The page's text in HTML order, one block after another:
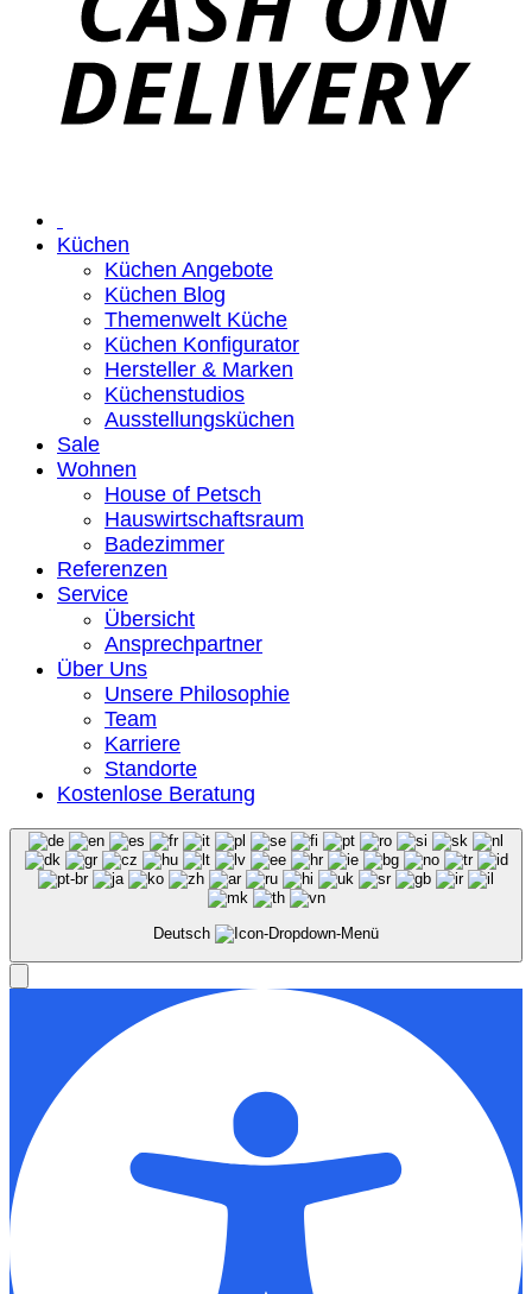
Küchen
Küchen Angebote
Küchen Blog
Themenwelt Küche
Küchen Konfigurator
Hersteller & Marken
Küchenstudios
Ausstellungsküchen
Sale
Wohnen
House of Petsch
Hauswirtschaftsraum
Badezimmer
Referenzen
Service
Übersicht
Ansprechpartner
Über Uns
Unsere Philosophie
Team
Karriere
Standorte
Kostenlose Beratung
Deutsch